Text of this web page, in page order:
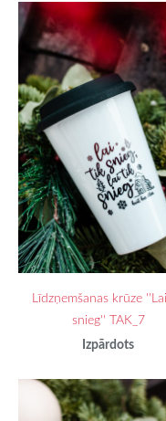
Līdzņemšanas krūze
snieg'' TAK_7
Izpārdots